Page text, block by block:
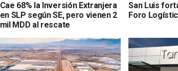
Cae 68% la Inversión Extranjera
en SLP según SE, pero vienen 2
mil MDD al rescate
San Luis
Foro